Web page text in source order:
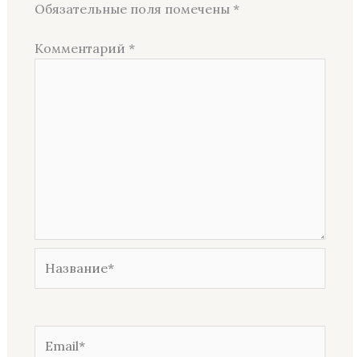
Обязательные поля помечены *
Комментарий *